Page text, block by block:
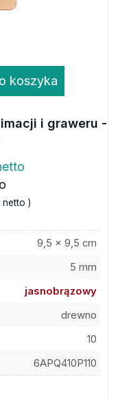
koszyka
i graweru -
netto )
9,5 x 9,5 cm
5 mm
jasnobrązowy
drewno
10
6APQ410P110